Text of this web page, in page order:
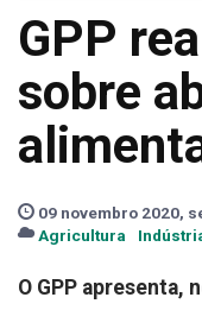
GPP
sobre
09 novembro 2020,
Agricultura
O GPP apresenta,